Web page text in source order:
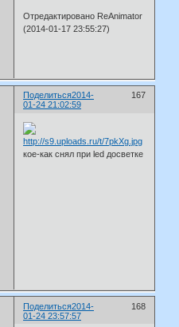
Отредактировано ReAnimator
(2014-01-17 23:55:27)
Поделиться 167
2014-
01-24 21:02:59
кое-как снял при led досветке
Поделиться 168
2014-
01-24 23:57:57